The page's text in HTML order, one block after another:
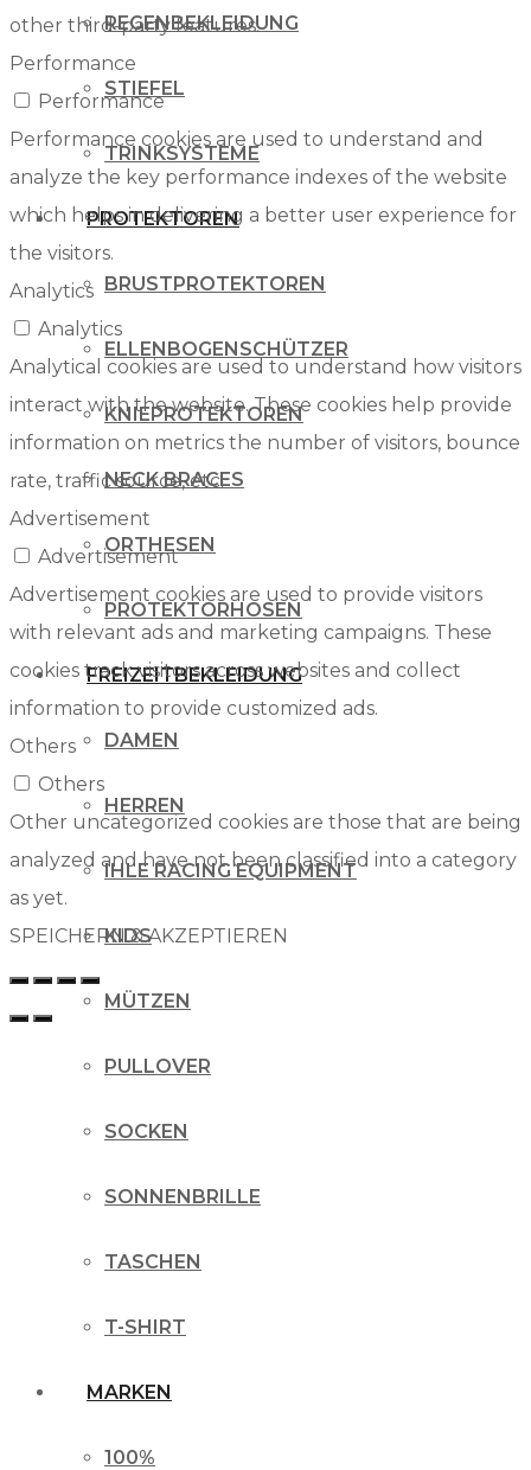
REGENBEKLEIDUNG
STIEFEL
TRINKSYSTEME
PROTEKTOREN
BRUSTPROTEKTOREN
ELLENBOGENSCHÜTZER
KNIEPROTEKTOREN
NECK BRACES
ORTHESEN
PROTEKTORHOSEN
FREIZEITBEKLEIDUNG
DAMEN
HERREN
IHLE RACING EQUIPMENT
KIDS
MÜTZEN
PULLOVER
SOCKEN
SONNENBRILLE
TASCHEN
T-SHIRT
MARKEN
100%
other third-party features.
Performance
Performance
Performance cookies are used to understand and
analyze the key performance indexes of the website
which helps in delivering a better user experience for
the visitors.
Analytics
Analytics
Analytical cookies are used to understand how visitors
interact with the website. These cookies help provide
information on metrics the number of visitors, bounce
rate, traffic source, etc.
Advertisement
Advertisement
Advertisement cookies are used to provide visitors
with relevant ads and marketing campaigns. These
cookies track visitors across websites and collect
information to provide customized ads.
Others
Others
Other uncategorized cookies are those that are being
analyzed and have not been classified into a category
as yet.
SPEICHERN & AKZEPTIEREN